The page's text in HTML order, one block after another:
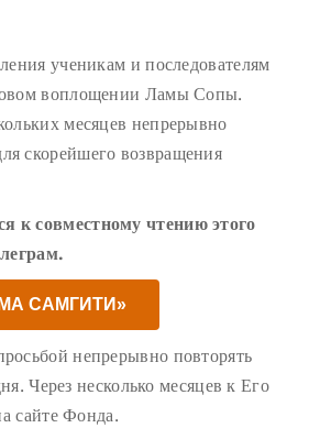
ученикам и последователям
воплощении Ламы Сопы.
месяцев непрерывно
скорейшего возвращения
к совместному чтению этого
САМГИТИ»
непрерывно повторять
Через несколько месяцев к Его
сайте Фонда.